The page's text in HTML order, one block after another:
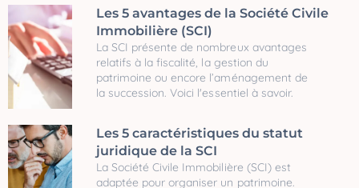
Les 5 avantages de la Société Civile
Immobilière (SCI)
La SCI présente de nombreux avantages
relatifs à la fiscalité, la gestion du
patrimoine ou encore l’aménagement de
la succession. Voici l'essentiel à savoir.
Les 5 caractéristiques du statut
juridique de la SCI
La Société Civile Immobilière (SCI) est
adaptée pour organiser un patrimoine.